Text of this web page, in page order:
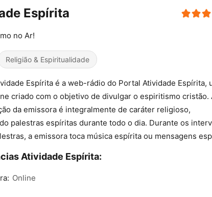
Espírita
no Ar!
Religião & Espiritualidade
Espírita é a web-rádio do Portal Atividade Espírita,
criado com o objetivo de divulgar o espiritismo cristão.
da emissora é integralmente de caráter religioso,
palestras espíritas durante todo o dia. Durante os
a emissora toca música espírita ou mensagens
Atividade Espírita:
Online